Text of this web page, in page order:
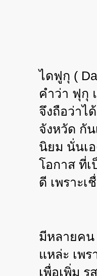
ไดฟูกุ (
คำว่า ฟุกุ
จึงถือว่าไ
จังหวัด กั
นิยม นั่นเ
โอกาส ที่
ดี เพราะ
มีหลายคน
แหล่ะ เพ
เพื่อเพิ่ม